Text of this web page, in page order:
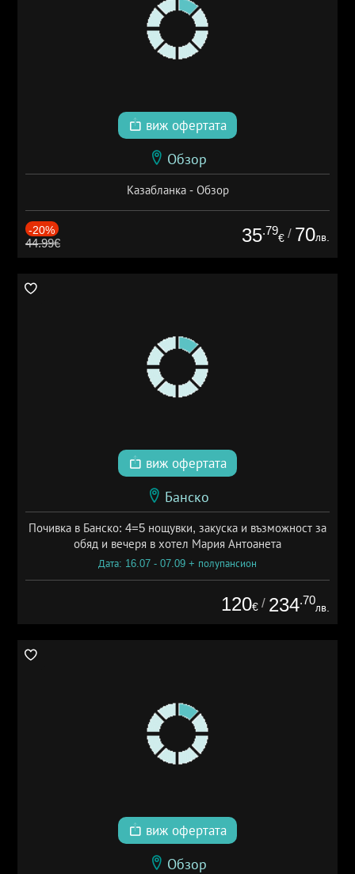
виж офертата
Обзор
Казабланка - Обзор
-20%
44.99€ 35.79
€ / 70лв.
виж офертата
Банско
Почивка в Банско: 4=5 нощувки, закуска и възможност за
обяд и вечеря в хотел Мария Антоанета
Дата: 16.07 - 07.09 + полупансион
120€ / 234.70
лв.
виж офертата
Обзор